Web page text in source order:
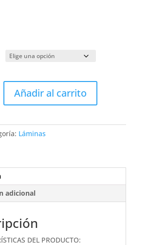
Añadir al carrito
Láminas
adicional
DEL PRODUCTO: